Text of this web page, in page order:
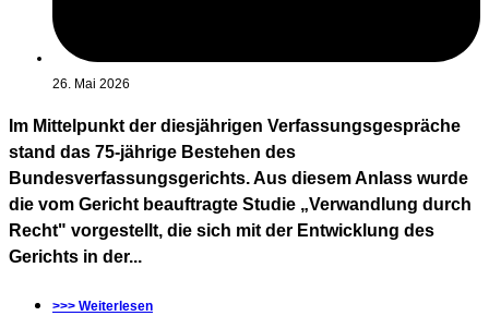
26. Mai 2026
Im Mittelpunkt der diesjährigen Verfassungsgespräche
stand das 75-jährige Bestehen des
Bundesverfassungsgerichts. Aus diesem Anlass wurde
die vom Gericht beauftragte Studie „Verwandlung durch
Recht" vorgestellt, die sich mit der Entwicklung des
Gerichts in der...
>>> Weiterlesen